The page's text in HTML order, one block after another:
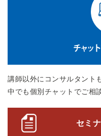
チャッ
講師以外にコンサルタント
中でも個別チャットでご相
セミ